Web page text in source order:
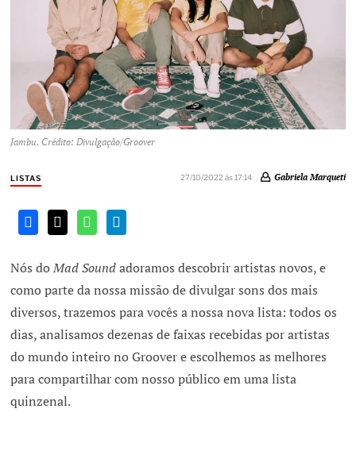
Jambu. Crédito: Divulgação/Groover
LISTAS 27/10/2022 às 17:14 Gabriela Marqueti
Nós doMad Soundadoramos descobrir artistas novos, e
como parte da nossa missão de divulgar sons dos mais
diversos, trazemos para vocês a nossa nova lista: todos os
dias, analisamos dezenas de faixas recebidas por artistas
do mundo inteiro no Groover e escolhemos as melhores
para compartilhar com nosso público em uma lista
quinzenal.